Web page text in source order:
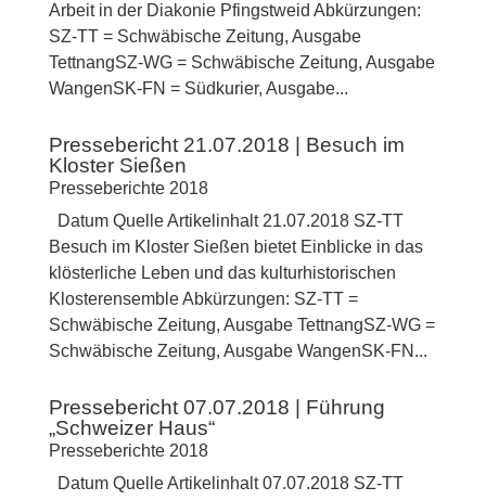
Arbeit in der Diakonie Pfingstweid Abkürzungen:
SZ-TT = Schwäbische Zeitung, Ausgabe
TettnangSZ-WG = Schwäbische Zeitung, Ausgabe
WangenSK-FN = Südkurier, Ausgabe...
Pressebericht 21.07.2018 | Besuch im
Kloster Sießen
Presseberichte 2018
Datum Quelle Artikelinhalt 21.07.2018 SZ-TT
Besuch im Kloster Sießen bietet Einblicke in das
klösterliche Leben und das kulturhistorischen
Klosterensemble Abkürzungen: SZ-TT =
Schwäbische Zeitung, Ausgabe TettnangSZ-WG =
Schwäbische Zeitung, Ausgabe WangenSK-FN...
Pressebericht 07.07.2018 | Führung
„Schweizer Haus“
Presseberichte 2018
Datum Quelle Artikelinhalt 07.07.2018 SZ-TT